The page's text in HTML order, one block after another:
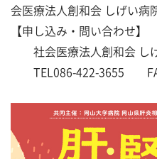
会医療法人創和会 しげい病
【申し込み・問い合わせ】
社会医療法人創和会 し
TEL086-422-3655